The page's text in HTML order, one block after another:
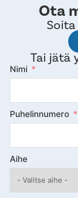
Ota
Tai jätä
Nimi
Puhelinnumero
Aihe